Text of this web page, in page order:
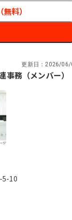
料）
更新日： 2026/06/
務（メンバー）
5-10